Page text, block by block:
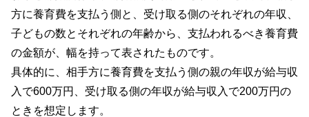
方に養育費を支払う側と、受け取る側のそれぞれの年収、
子どもの数とそれぞれの年齢から、支払われるべき養育費
の金額が、幅を持って表されたものです。
具体的に、相手方に養育費を支払う側の親の年収が給与収
入で600万円、受け取る側の年収が給与収入で200万円の
ときを想定します。